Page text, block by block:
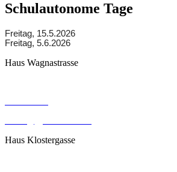
Schulautonome Tage
Freitag, 15.5.2026
Freitag, 5.6.2026
Haus Wagnastrasse
Haus Klostergasse